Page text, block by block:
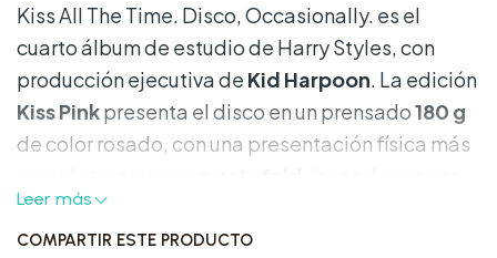
Kiss All The Time. Disco, Occasionally. es el
cuarto álbum de estudio de Harry Styles, con
producción ejecutiva de Kid Harpoon. La edición
Kiss Pinkpresenta el disco en un prensado180 g
de color rosado, con una presentación física más
acabado holográfico y un booklet con letras y
fotografías.
Leer más
COMPARTIR ESTE PRODUCTO